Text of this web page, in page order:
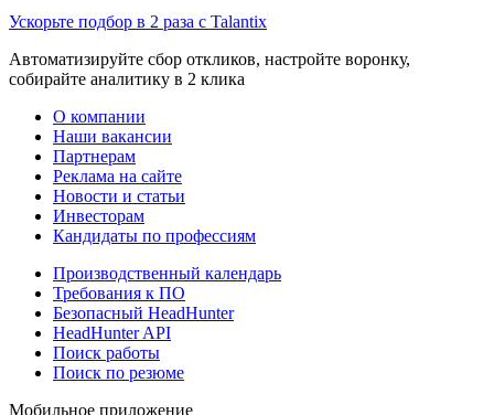
Ускорьте подбор в 2 раза с Talantix
Автоматизируйте сбор откликов, настройте воронку,
собирайте аналитику в 2 клика
О компании
Наши вакансии
Партнерам
Реклама на сайте
Новости и статьи
Инвесторам
Кандидаты по профессиям
Производственный календарь
Требования к ПО
Безопасный HeadHunter
HeadHunter API
Поиск работы
Поиск по резюме
Мобильное приложение